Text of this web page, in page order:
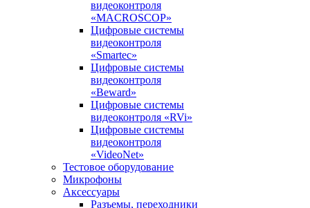
видеоконтроля
«MACROSCOP»
Цифровые системы
видеоконтроля
«Smartec»
Цифровые системы
видеоконтроля
«Beward»
Цифровые системы
видеоконтроля «RVi»
Цифровые системы
видеоконтроля
«VideoNet»
Тестовое оборудование
Микрофоны
Аксессуары
Разъемы, переходники